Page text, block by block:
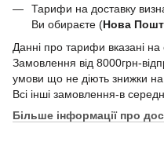
Тарифи на доставку
Ви обираєте (Нова
Данні про тарифи вказані на
Замовлення від 8000грн-
умови що не діють знижки
Всі інші замовлення-в
Більше інформації про